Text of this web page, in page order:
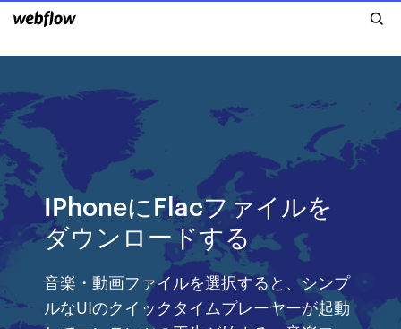
IPhoneにFlacファイルを
ダウンロードする
音楽・動画ファイルを選択すると、シンプ
ルなUIのクイックタイムプレーヤーが起動